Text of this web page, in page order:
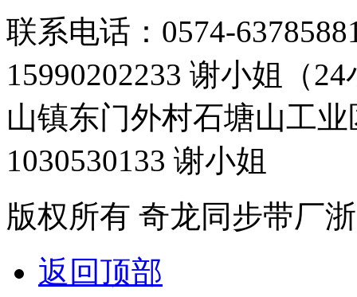
联系电话：0574-
15990202233 谢小姐（
山镇东门外村石塘山工
1030530133 谢小姐
版权所有 奇龙同步带厂
返回顶部